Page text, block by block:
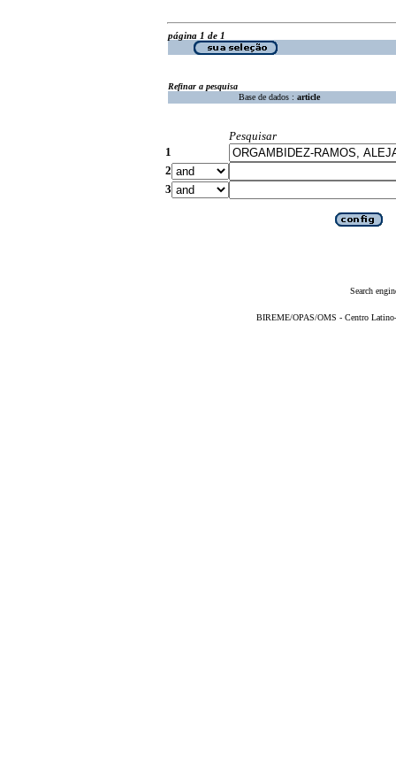
página 1 de 1
Refinar a pesquisa
Base de dados : article
Pesquisar
1
2
3
Search
BIREME/OPAS/OMS - Centro Latino-